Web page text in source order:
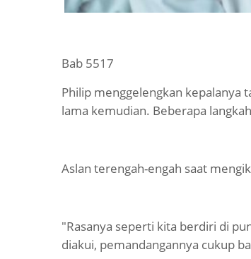
Bab 5517
Philip menggelengkan kepalanya
lama kemudian. Beberapa
Aslan terengah-engah saat
"Rasanya seperti kita berdiri di
diakui, pemandangannya cukup